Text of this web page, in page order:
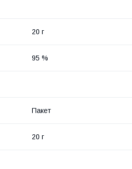
20 г
95 %
Пакет
20 г